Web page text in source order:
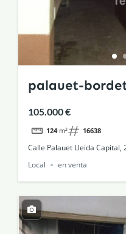
palauet-
105.000 €
124 m² 16638
Calle Palauet Lleida Capital,
Local
en venta